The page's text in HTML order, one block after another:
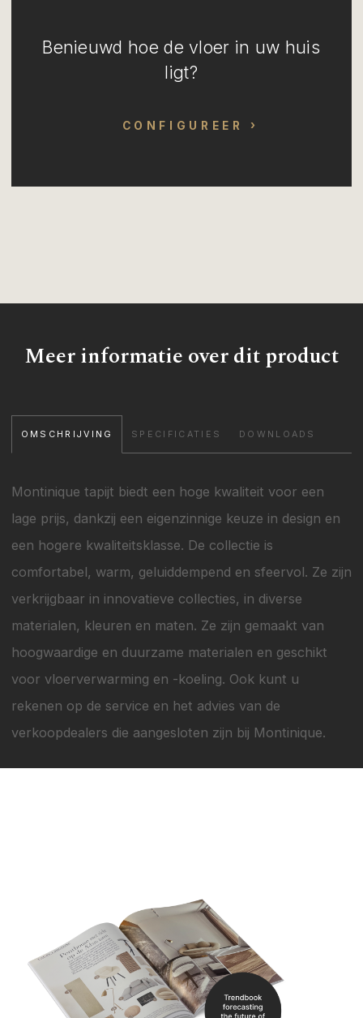
Benieuwd hoe de vloer in uw huis
ligt?
CONFIGUREER
Meer informatie over dit product
OMSCHRIJVING SPECIFICATIES DOWNLOADS
Montinique tapijt biedt een hoge kwaliteit voor een
lage prijs, dankzij een eigenzinnige keuze in design en
een hogere kwaliteitsklasse. De collectie is
comfortabel, warm, geluiddempend en sfeervol. Ze zijn
verkrijgbaar in innovatieve collecties, in diverse
materialen, kleuren en maten. Ze zijn gemaakt van
hoogwaardige en duurzame materialen en geschikt
voor vloerverwarming en -koeling. Ook kunt u
rekenen op de service en het advies van de
verkoopdealers die aangesloten zijn bij Montinique.